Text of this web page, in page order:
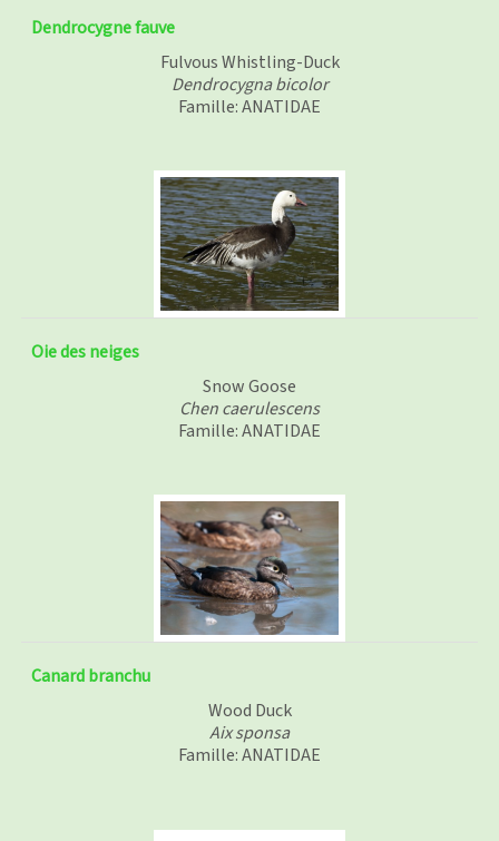
Dendrocygne fauve
Fulvous Whistling-Duck
Dendrocygna bicolor
Famille: ANATIDAE
Oie des neiges
Snow Goose
Chen caerulescens
Famille: ANATIDAE
Canard branchu
Wood Duck
Aix sponsa
Famille: ANATIDAE